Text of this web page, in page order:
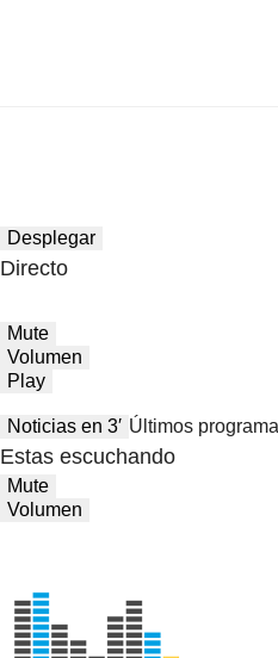
Desplegar
Directo
Mute
Volumen
Play
Noticias en 3′ Últimos
Estas escuchando
Mute
Volumen